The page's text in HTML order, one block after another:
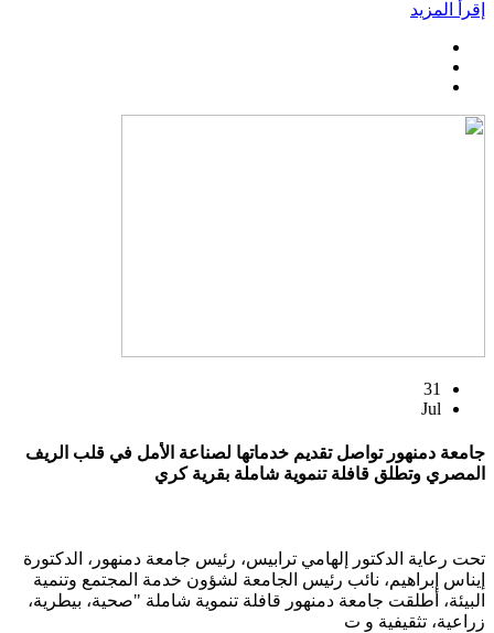
إقرأ المزيد
31
Jul
جامعة دمنهور تواصل تقديم خدماتها لصناعة الأمل في قلب الريف
المصري وتطلق قافلة تنموية شاملة بقرية كري
تحت رعاية الدكتور إلهامي ترابيس، رئيس جامعة دمنهور، الدكتورة
إيناس إبراهيم، نائب رئيس الجامعة لشؤون خدمة المجتمع وتنمية
البيئة، أطلقت جامعة دمنهور قافلة تنموية شاملة "صحية، بيطرية،
زراعية، تثقيفية و ت